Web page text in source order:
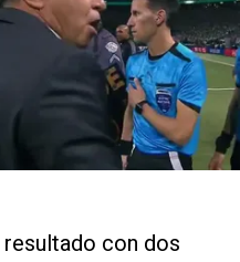
resultado con dos